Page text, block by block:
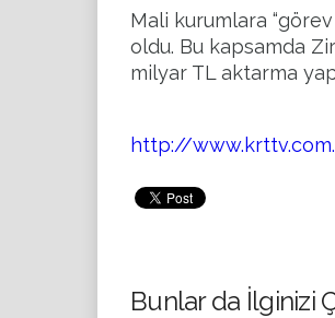
Mali kurumlara
oldu. Bu kapsamda
milyar TL aktarma
http://
Bunlar da İlginizi